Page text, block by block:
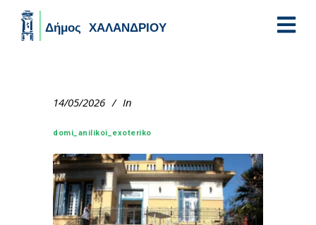
14/05/2026 In
domi_anilikoi_exoteriko